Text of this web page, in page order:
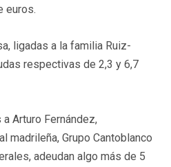
euros.
ligadas a la familia Ruiz-
respectivas de 2,3 y 6,7
Arturo Fernández,
madrileña, Grupo Cantoblanco
adeudan algo más de 5